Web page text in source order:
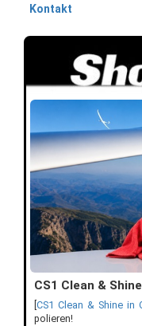
Kontakt
CS1 Clean &
[CS1 Clean & Shine in
polieren!